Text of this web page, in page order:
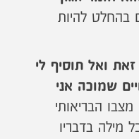
בהחלט להיות
ואל תוסיף לי
שמוכה אני
מצבו הבריאותי
מילה בדבריו